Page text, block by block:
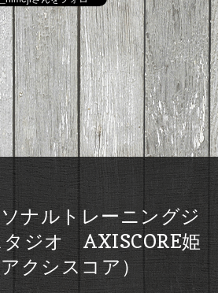
ナルトレーニングジ
タジオ AXISCORE姫
クシスコア）